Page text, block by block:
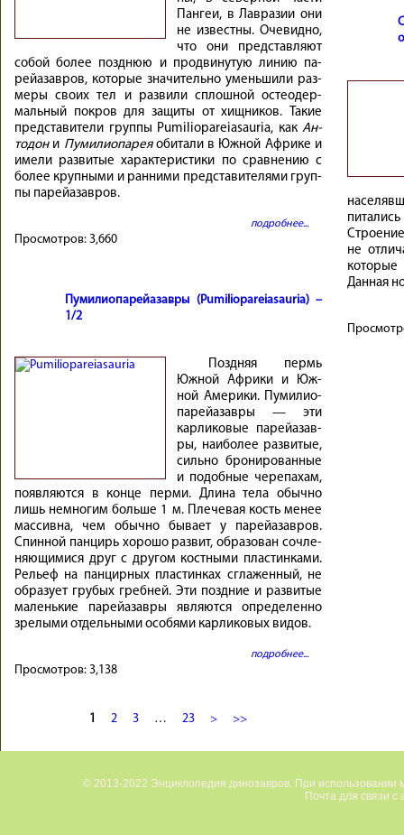
Пан­геи, в Лав­ра­зии они
не из­вест­ны. Оче­вид­но,
что они пред­став­ляют
со­бой бо­лее позд­нюю и про­дви­ну­тую ли­нию па­
рейа­зав­ров, ко­то­рые зна­чи­тель­но умень­ши­ли раз­
ме­ры своих тел и раз­ви­ли сплош­ной остео­дер­
маль­ный по­кров для за­щи­ты от хищ­ни­ков. Та­кие
пред­ста­ви­те­ли груп­пы Pu­mi­lio­pa­reia­sau­ria, как Ан­
то­дони Пу­ми­лио­па­реяоби­та­ли в Юж­ной Аф­ри­ке и
имел­и раз­ви­тые ха­рак­те­ри­сти­ки по срав­не­нию с
бо­лее круп­ны­ми и ран­ни­ми пред­ста­ви­те­ля­ми груп­
пы па­рейа­зав­ров.
подробнее...
Просмотров: 3,660
Пумилиопарейазавры (Pumiliopareiasauria) –
1/2
Поздняя пермь
Юж­ной Аф­рики и Юж­
ной Аме­рики. Пу­ми­лио­
па­рейа­зав­ры — эти
карли­ко­вые па­рейа­зав­
ры, наибо­лее разви­тые,
сильно брони­ро­ван­ные
и по­доб­ные че­ре­па­хам,
по­яв­ля­ются в конце пер­ми. Длина тела обыч­но
лишь не­мно­гим больше 1 м. Пле­че­вая кость менее
мас­сивна, чем обычно бы­вает у па­рейа­зав­ров.
Спин­ной пан­цирь хо­ро­шо раз­вит, об­ра­зо­ван со­чле­
няю­щи­ми­ся друг с дру­гом кост­ны­ми пла­стин­ка­ми.
Ре­льеф на пан­цир­ных пла­стин­ках сгла­жен­ный, не
об­ра­зует гру­бых греб­ней. Эти позд­ние и раз­ви­тые
ма­лень­кие па­рейа­зав­ры яв­ля­ются опре­де­лен­но
зре­лы­ми от­дель­ны­ми осо­бя­ми карли­ко­вых ви­дов.
подробнее...
Просмотров: 3,138
1 2 3 … 23 > >>
не
Данная
© 2013-2022 Энциклопедия динозавров. При использовании
Почта для связи